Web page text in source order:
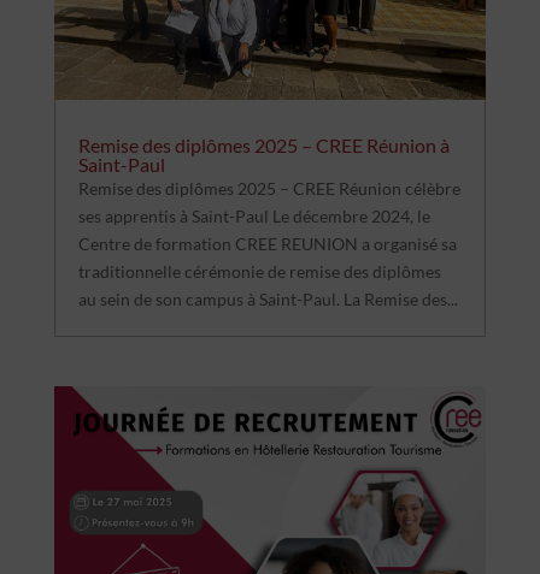
Remise des diplômes 2025 – CREE Réunion à
Saint-Paul
Remise des diplômes 2025 – CREE Réunion célèbre
ses apprentis à Saint-Paul Le décembre 2024, le
Centre de formation CREE REUNION a organisé sa
traditionnelle cérémonie de remise des diplômes
au sein de son campus à Saint-Paul. La Remise des...